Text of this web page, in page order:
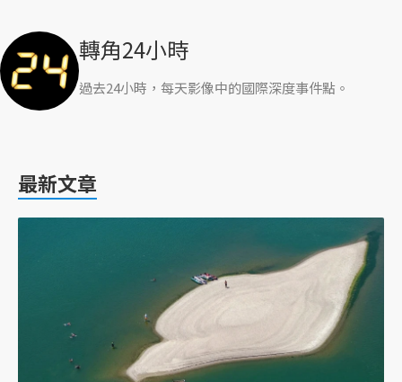
轉角24小時
過去24小時，每天影像中的國際深度事件點。
最新文章